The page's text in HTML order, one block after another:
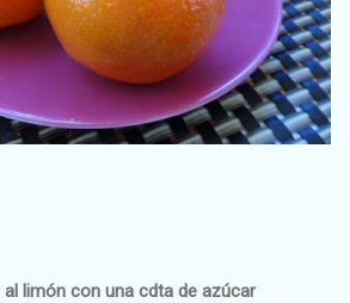
al limón con una cdta de azúcar